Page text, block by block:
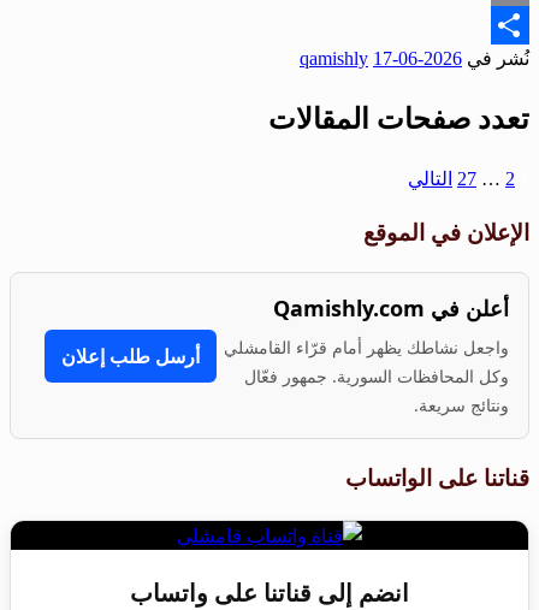
Email
Share
نُشر في 2026-06-17
qamishly
تعدد صفحات المقالات
2
…
27 التالي
الإعلان في الموقع
أعلن في Qamishly.com
واجعل نشاطك يظهر أمام قرّاء القامشلي
وكل المحافظات السورية. جمهور فعّال
ونتائج سريعة.
أرسل طلب إعلان
قناتنا على الواتساب
انضم إلى قناتنا على واتساب